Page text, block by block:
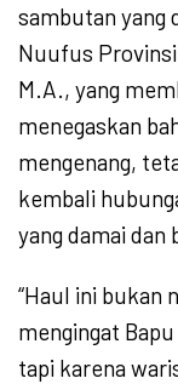
sambutan yang
Nuufus
M.A., yang
menegaskan
mengenang,
kembali
yang damai dan
“Haul ini bukan
mengingat
tapi karena